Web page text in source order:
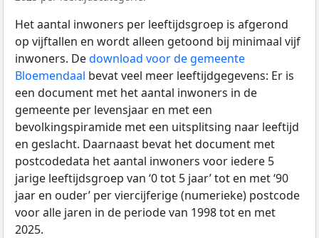
Het aantal inwoners per leeftijdsgroep is afgerond
op vijftallen en wordt alleen getoond bij minimaal vijf
inwoners. Dedownload voor de gemeente
Bloemendaal bevat veel meer leeftijdgegevens: Er is
een document met het aantal inwoners in de
gemeente per levensjaar en met een
bevolkingspiramide met een uitsplitsing naar leeftijd
en geslacht. Daarnaast bevat het document met
postcodedata het aantal inwoners voor iedere 5
jarige leeftijdsgroep van ‘0 tot 5 jaar’ tot en met ‘90
jaar en ouder’ per viercijferige (numerieke) postcode
voor alle jaren in de periode van 1998 tot en met
2025.